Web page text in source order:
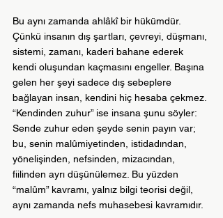
Bu aynı zamanda ahlâkî bir hükümdür.
Çünkü insanın dış şartları, çevreyi, düşmanı,
sistemi, zamanı, kaderi bahane ederek
kendi oluşundan kaçmasını engeller. Başına
gelen her şeyi sadece dış sebeplere
bağlayan insan, kendini hiç hesaba çekmez.
“Kendinden zuhur” ise insana şunu söyler:
Sende zuhur eden şeyde senin payın var;
bu, senin malûmiyetinden, istidadından,
yönelişinden, nefsinden, mizacından,
fiilinden ayrı düşünülemez. Bu yüzden
“malûm” kavramı, yalnız bilgi teorisi değil,
aynı zamanda nefs muhasebesi kavramıdır.